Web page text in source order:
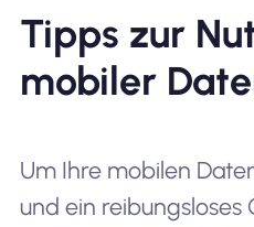
Tipps zur
mobiler
Um Ihre mobilen
und ein reibungsloses